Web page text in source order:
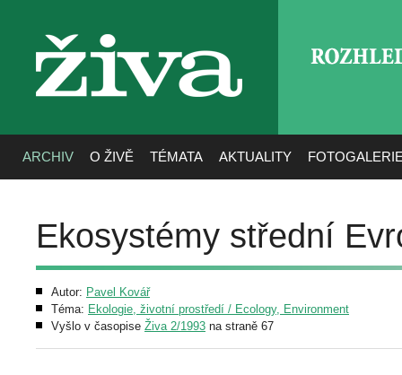
živa
ARCHIV O ŽIVĚ TÉMATA AKTUALITY
Ekosystémy střední
Autor: Pavel Kovář
Téma: Ekologie, životní prostředí / Ecology, Environment
Vyšlo v časopise Živa 2/1993 na straně 67